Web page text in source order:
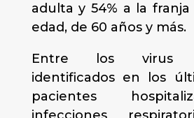
adulta y 54% a la
edad, de 60 años y más.
Entre los virus
identificados en los
pacientes